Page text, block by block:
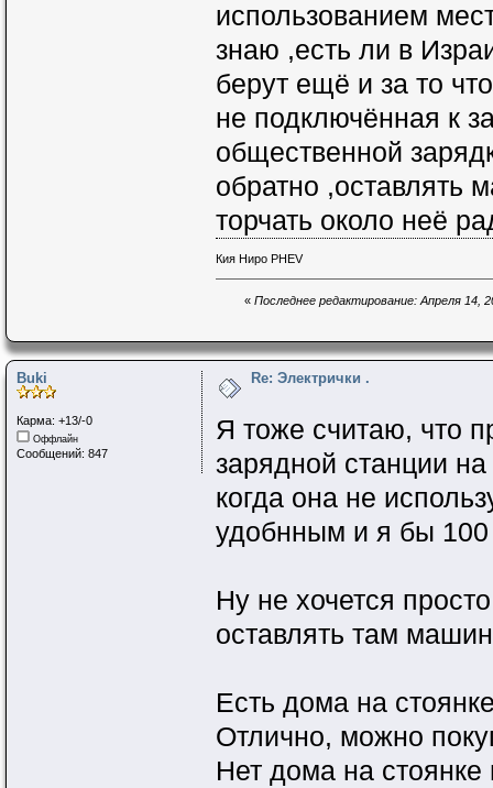
использованием
знаю ,есть ли в
берут ещё и за то
не подключённая к
общественной
обратно ,оставлять
торчать около неё
Кия Ниро PHEV
« Последнее редактирование: Апреля 14,
Buki
Карма: +13/-0
Оффлайн
Сообщений: 847
Re: Электрички .
Я тоже считаю, что
зарядной станции
когда она не
удобнным и я бы 100
Ну не хочется
оставлять там
Есть дома на
Отлично, можно
Нет дома на стоянке